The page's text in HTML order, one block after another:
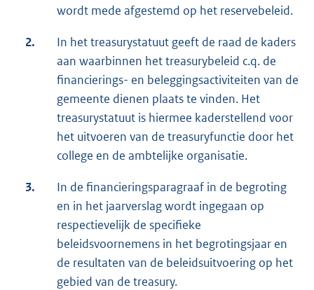
wordt mede afgestemd op het reservebeleid.
2.
In het treasurystatuut geeft de raad de kaders
aan waarbinnen het treasurybeleid c.q. de
financierings- en beleggingsactiviteiten van de
gemeente dienen plaats te vinden. Het
treasurystatuut is hiermee kaderstellend voor
het uitvoeren van de treasuryfunctie door het
college en de ambtelijke organisatie.
3.
In de financieringsparagraaf in de begroting
en in het jaarverslag wordt ingegaan op
respectievelijk de specifieke
beleidsvoornemens in het begrotingsjaar en
de resultaten van de beleidsuitvoering op het
gebied van de treasury.